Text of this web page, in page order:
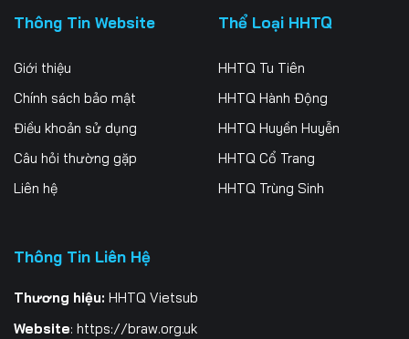
Thông Tin Website
Giới thiệu
Chính sách bảo mật
Điều khoản sử dụng
Câu hỏi thường gặp
Liên hệ
Thể Loại HHTQ
HHTQ Tu Tiên
HHTQ Hành Động
HHTQ Huyền Huyễn
HHTQ Cổ Trang
HHTQ Trùng Sinh
Thông Tin Liên Hệ
Thương hiệu: HHTQ Vietsub
Website: https://braw.org.uk